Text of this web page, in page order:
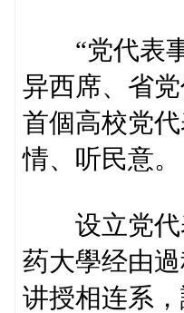
“党代表事
异西席、省
首個高校党
情、听民意。
设立党代表
药大學经由
讲授相连系